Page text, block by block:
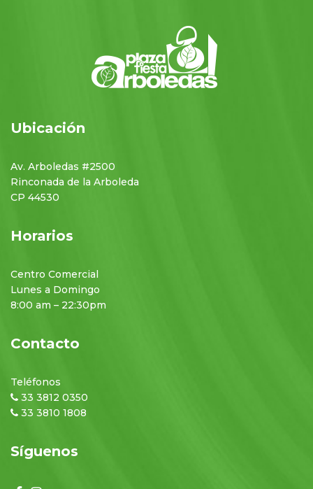
Ubicación
Av. Arboledas #2500
Rinconada de la Arboleda
CP 44530
Horarios
Centro Comercial
Lunes a Domingo
8:00 am – 22:30pm
Contacto
Teléfonos
33 3812 0350
33 3810 1808
Síguenos